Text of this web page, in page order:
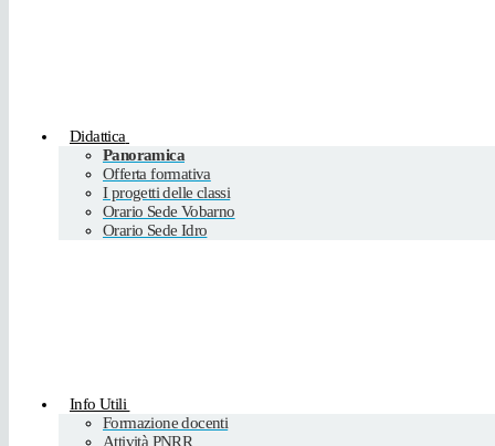
Didattica
Panoramica
Offerta formativa
I progetti delle classi
Orario Sede Vobarno
Orario Sede Idro
Info Utili
Formazione docenti
Attività PNRR